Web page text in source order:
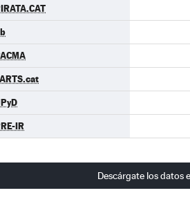
IR
Descárgate los datos